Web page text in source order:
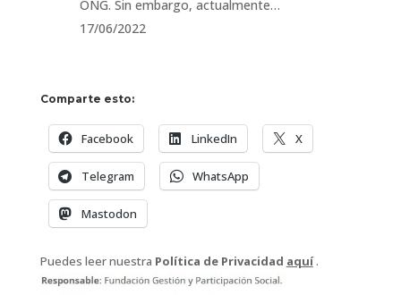
ONG. Sin embargo, actualmente…
17/06/2022
Comparte esto:
Facebook LinkedIn X
Telegram WhatsApp
Mastodon
Puedes leer nuestra Política de Privacidad aquí .